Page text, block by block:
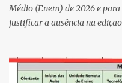
Médio (Enem) de 2026 e
justificar a ausência na
eletrônico da Página do
da plataforma de serviços